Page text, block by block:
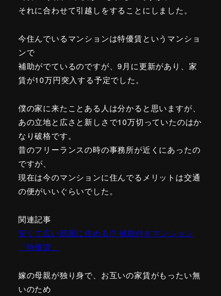
それに合わせて引越しをすることにしました。
今住んでいるマンションは特優賃というマンショ
ンで
補助がでているのですが、9月に更新があり、家
賃が10万円突入する予定でした。
僕の家に来たことある人は分かると思いますが、
あの立地と広さと新しさで10万切っていたのはか
なり破格です。
昔のフリーランスの時の事務所が近くにあったの
ですが、
現在は今のマンションに住んでるメリットは交通
の便がいいぐらいでした。
関連記事
安くて広い部屋に住める!? 補助付きマンション
「特優貸」
嫁の母親が独り身で、お互いの家賃がもったい無
いのため